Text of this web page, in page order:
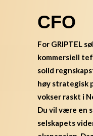
CFO
For GRIPTEL
kommersiell
solid
høy strategisk
vokser raskt i
Du vil være en
selskapets